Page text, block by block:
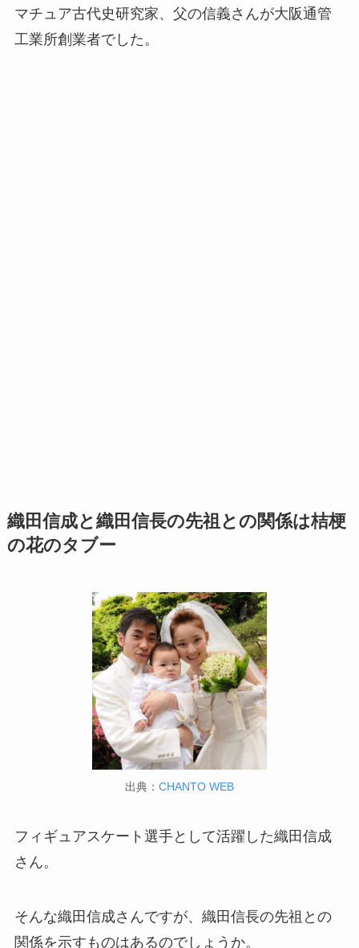
マチュア古代史研究家、父の信義さんが大阪通管
工業所創業者でした。
織田信成と織田信長の先祖との関係は桔梗
の花のタブー
出典： CHANTO WEB
フィギュアスケート選手として活躍した織田信成
さん。
そんな織田信成さんですが、織田信長の先祖との
関係を示すものはあるのでしょうか。